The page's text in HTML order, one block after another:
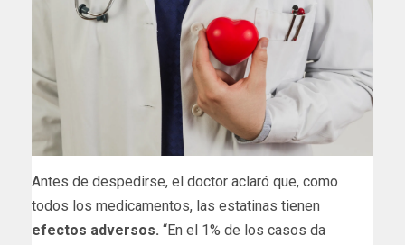
Antes de despedirse, el doctor aclaró que, como
todos los medicamentos, las estatinas tienen
efectos adversos. “En el 1% de los casos da